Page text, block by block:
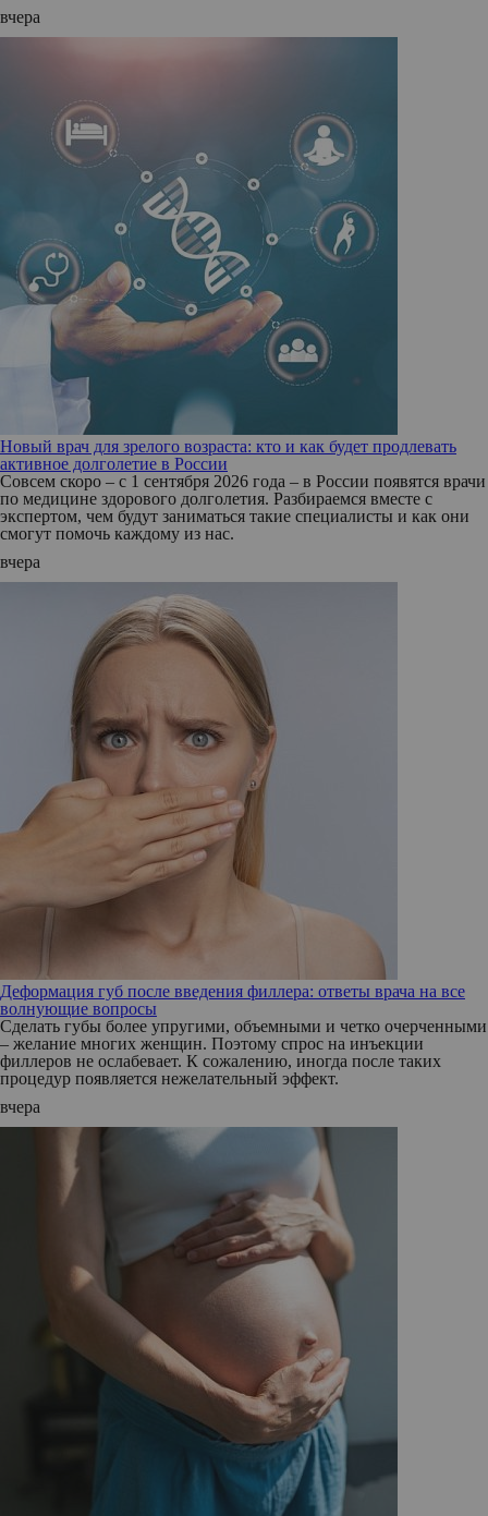
вчера
Новый врач для зрелого возраста: кто и как будет продлевать
активное долголетие в России
Совсем скоро – с 1 сентября 2026 года – в России появятся врачи
по медицине здорового долголетия. Разбираемся вместе с
экспертом, чем будут заниматься такие специалисты и как они
смогут помочь каждому из нас.
вчера
Деформация губ после введения филлера: ответы врача на все
волнующие вопросы
Сделать губы более упругими, объемными и четко очерченными
– желание многих женщин. Поэтому спрос на инъекции
филлеров не ослабевает. К сожалению, иногда после таких
процедур появляется нежелательный эффект.
вчера